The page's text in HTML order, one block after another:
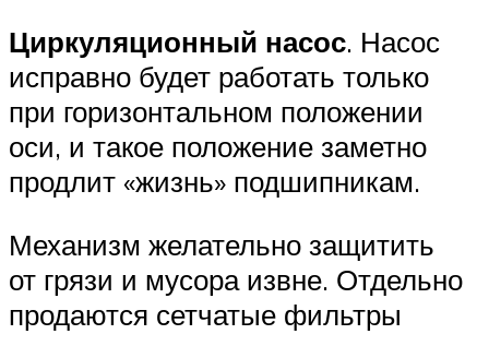
Циркуляционный насос. Насос
исправно будет работать только
при горизонтальном положении
оси, и такое положение заметно
продлит «жизнь» подшипникам.
Механизм желательно защитить
от грязи и мусора извне. Отдельно
продаются сетчатые фильтры